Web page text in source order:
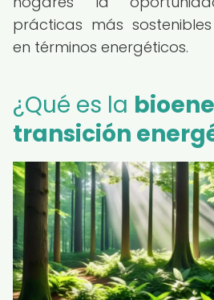
prácticas más
en términos energéticos.
¿Qué es la
transición